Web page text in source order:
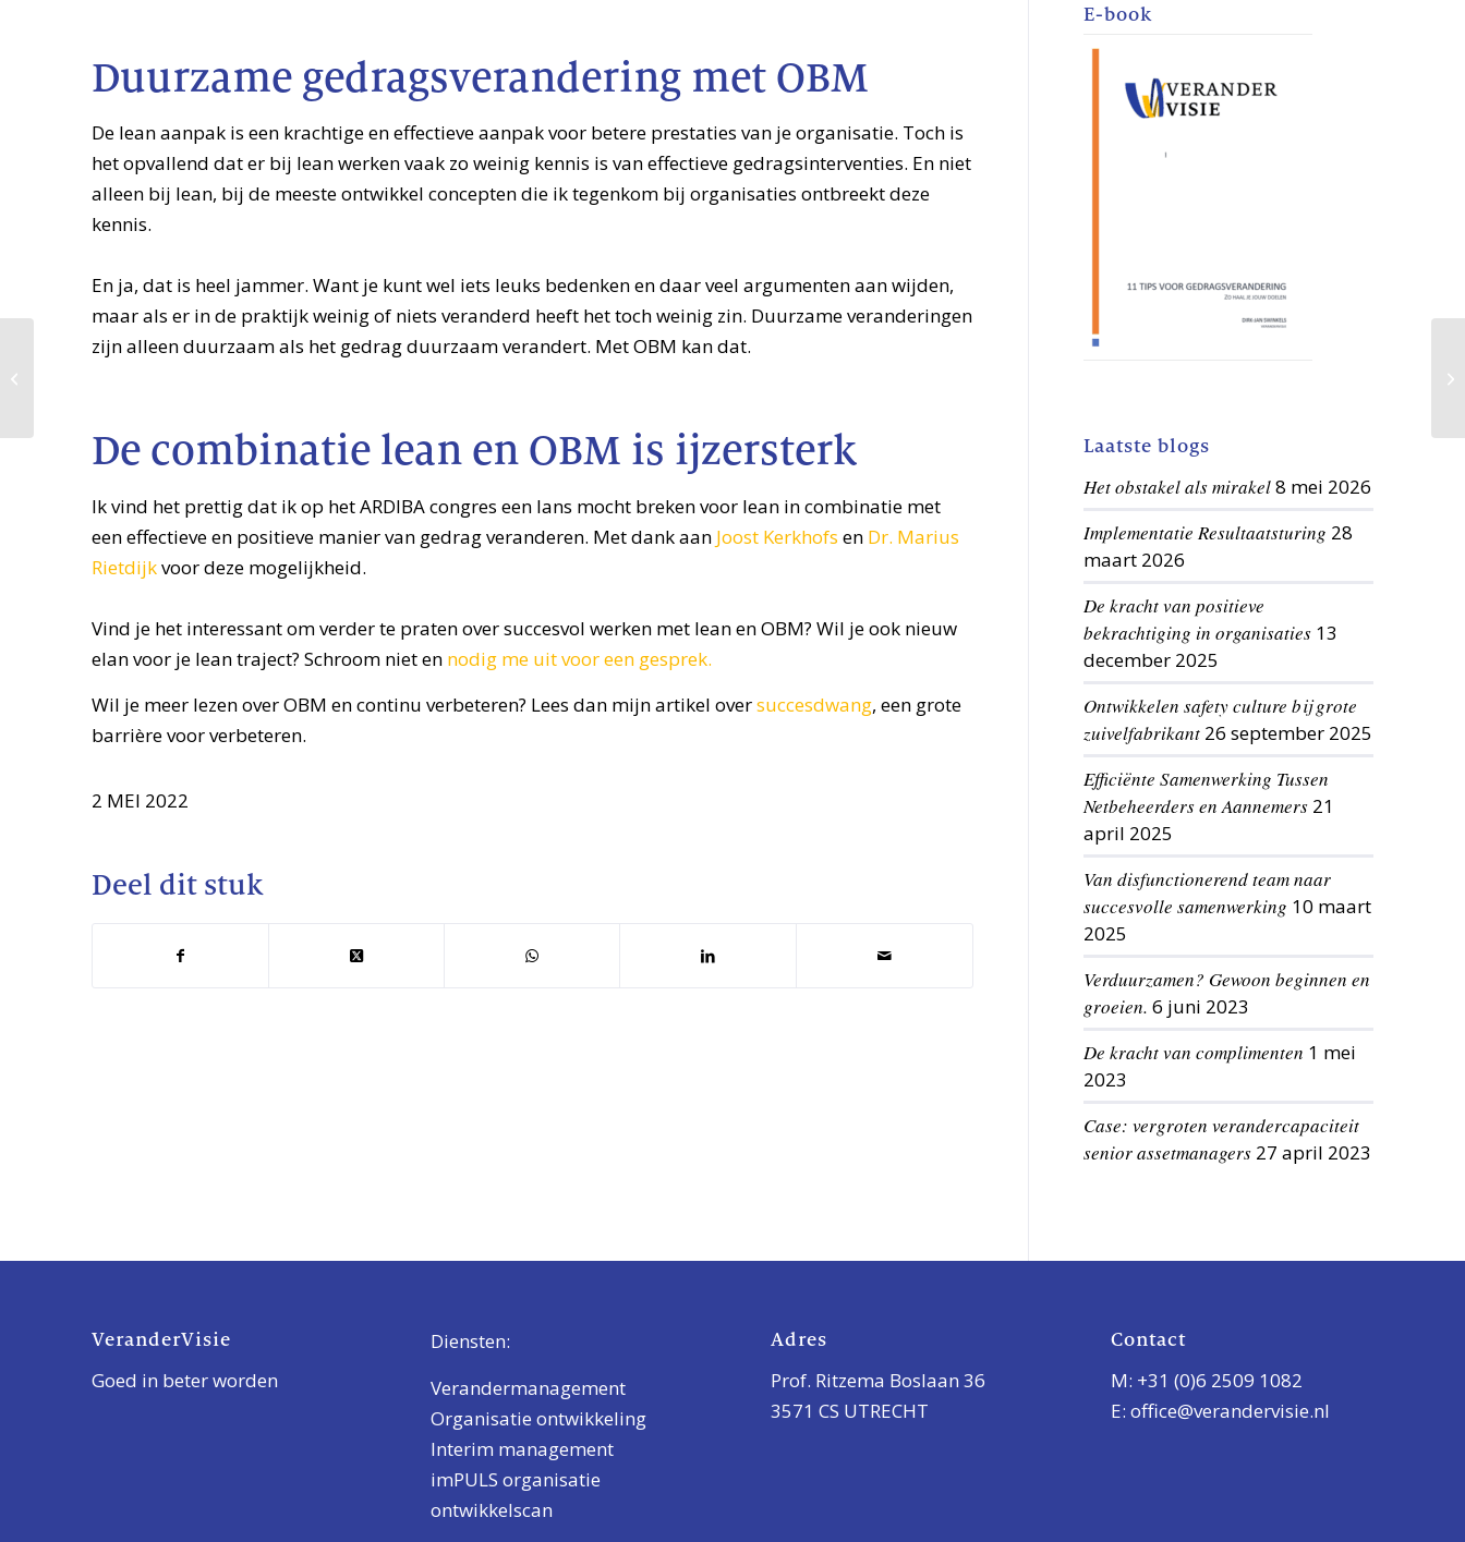
Duurzame gedragsverandering met OBM
De lean aanpak is een krachtige en effectieve aanpak voor betere prestaties van je organisatie. Toch is
het opvallend dat er bij lean werken vaak zo weinig kennis is van effectieve gedragsinterventies. En niet
alleen bij lean, bij de meeste ontwikkel concepten die ik tegenkom bij organisaties ontbreekt deze
kennis.
En ja, dat is heel jammer. Want je kunt wel iets leuks bedenken en daar veel argumenten aan wijden,
maar als er in de praktijk weinig of niets veranderd heeft het toch weinig zin. Duurzame veranderingen
zijn alleen duurzaam als het gedrag duurzaam verandert. Met OBM kan dat.
De combinatie lean en OBM is ijzersterk
Ik vind het prettig dat ik op het ARDIBA congres een lans mocht breken voor lean in combinatie met
een effectieve en positieve manier van gedrag veranderen. Met dank aan Joost Kerkhofs en Dr. Marius
Rietdijkvoor deze mogelijkheid.
Vind je het interessant om verder te praten over succesvol werken met lean en OBM? Wil je ook nieuw
elan voor je lean traject? Schroom niet en nodig me uit voor een gesprek.
Wil je meer lezen over OBM en continu verbeteren? Lees dan mijn artikel oversuccesdwang, een grote
barrière voor verbeteren.
2 MEI 2022
Deel dit stuk
E-book
Laatste blogs
Het obstakel als mirakel8 mei 2026
Implementatie Resultaatsturing 28
maart 2026
De kracht van positieve
bekrachtiging in organisaties 13
december 2025
Ontwikkelen safety culture bij grote
zuivelfabrikant 26 september 2025
Efficiënte Samenwerking Tussen
Netbeheerders en Aannemers 21
april 2025
Van disfunctionerend team naar
succesvolle samenwerking 10 maart
2025
Verduurzamen? Gewoon beginnen en
groeien. 6 juni 2023
De kracht van complimenten 1 mei
2023
Case: vergroten verandercapaciteit
senior assetmanagers 27 april 2023
VeranderVisie
Goed in beter worden
Diensten:
Verandermanagement
Organisatie ontwikkeling
Interim management
imPULS organisatie
ontwikkelscan
Adres
Prof. Ritzema Boslaan 36
3571 CS UTRECHT
Contact
M: +31 (0)6 2509 1082
E:office@verandervisie.nl
SpelTip voor
plezier.